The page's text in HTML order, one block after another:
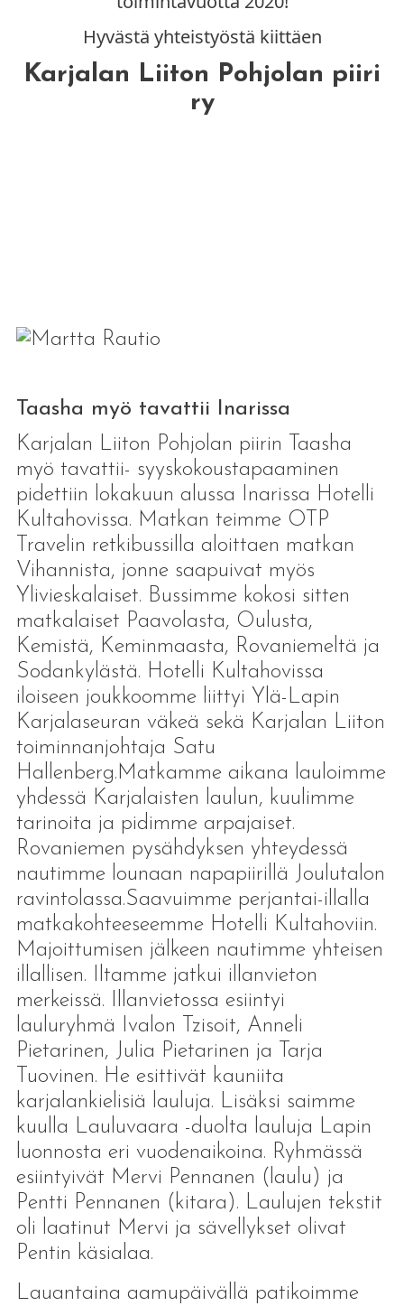
Hyvästä yhteistyöstä kiittäen
Karjalan Liiton Pohjolan piiri
ry
Taasha myö tavattii Inarissa
Karjalan Liiton Pohjolan piirin Taasha
myö tavattii- syyskokoustapaaminen
pidettiin lokakuun alussa Inarissa Hotelli
Kultahovissa. Matkan teimme OTP
Travelin retkibussilla aloittaen matkan
Vihannista, jonne saapuivat myös
Ylivieskalaiset. Bussimme kokosi sitten
matkalaiset Paavolasta, Oulusta,
Kemistä, Keminmaasta, Rovaniemeltä ja
Sodankylästä. Hotelli Kultahovissa
iloiseen joukkoomme liittyi Ylä-Lapin
Karjalaseuran väkeä sekä Karjalan Liiton
toiminnanjohtaja Satu
Hallenberg.Matkamme aikana lauloimme
yhdessä Karjalaisten laulun, kuulimme
tarinoita ja pidimme arpajaiset.
Rovaniemen pysähdyksen yhteydessä
nautimme lounaan napapiirillä Joulutalon
ravintolassa.Saavuimme perjantai-illalla
matkakohteeseemme Hotelli Kultahoviin.
Majoittumisen jälkeen nautimme yhteisen
illallisen. Iltamme jatkui illanvieton
merkeissä. Illanvietossa esiintyi
lauluryhmä Ivalon Tzisoit, Anneli
Pietarinen, Julia Pietarinen ja Tarja
Tuovinen. He esittivät kauniita
karjalankielisiä lauluja. Lisäksi saimme
kuulla Lauluvaara -duolta lauluja Lapin
luonnosta eri vuodenaikoina. Ryhmässä
esiintyivät Mervi Pennanen (laulu) ja
Pentti Pennanen (kitara). Laulujen tekstit
oli laatinut Mervi ja sävellykset olivat
Pentin käsialaa.
Lauantaina aamupäivällä patikoimme